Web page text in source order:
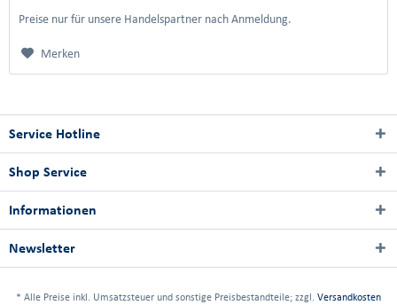
Preise nur für unsere Handelspartner nach Anmeldung.
Merken
Service Hotline
Shop Service
Informationen
Newsletter
* Alle Preise inkl. Umsatzsteuer und sonstige Preisbestandteile; zzgl. Versandkosten